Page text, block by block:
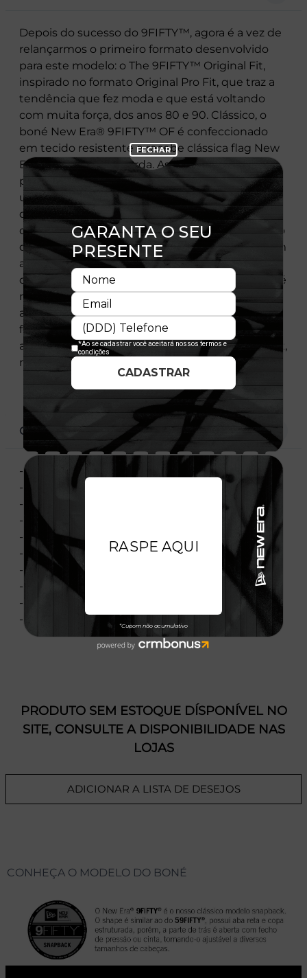
Depois do sucesso do 9FIFTY™, agora é a vez de
relançarmos o primeiro formato desenvolvido
para este modelo: o The 9FIFTY™ Original Fit,
inspirado no formato Original Pro Fit, que traz a
tendência que fez moda e que está voltando
com muita força, dos anos 80 e 90. Clássico, o
boné New Era® 9FIFTY™ OF é confeccionado
em tecido resistente e recebe clássica flag New
Era® na lateral esquerda. As vias respiráveis na
parte superior ficam responsáveis por dissipar a
umidade e garantem aquela sensação agradável
de bem-estar. Muito resistente, conta com
costuras reforçadas, o que contribui no aumento
da durabilidade. O 9FIFTY™ Original Fit vem com
a aba em um formato quadrado e mais curto, a
copa do boné vem um pouco mais reta e o cap é
mais raso, sendo um modelo FIT que não cobre
as orelhas e tem as linhas mais retas. Seu
fechamento strapback é prático e garante um
ajuste preciso à cabeça. The 9FIFTY™ Original Fit,
reinventamos um clássico. Prove esse FIT.
CARACTERÍSTICAS
- Aba Reta
- Fechamento tipo Snapback
- Estruturado
- Bordado Frontal
- Bordado Traseiro
- Flag Bordada
- Material: Sarja
- Composição: 100% Poliéster
- Importado
- Licença Oficial
PRODUTO SEM ESTOQUE DÍSPONÍVEL NO
SITE, CONSULTE A DISPONIBILIDADE NAS
LOJAS
ADICIONAR A LISTA DE DESEJOS
CONHEÇA O MODELO DO BONÉ